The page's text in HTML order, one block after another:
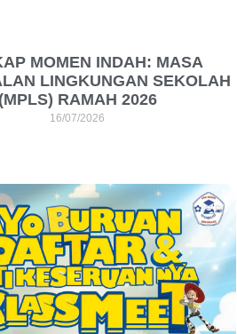
MOMEN INDAH: MASA
LINGKUNGAN SEKOLAH
(MPLS) RAMAH 2026
16/07/2026